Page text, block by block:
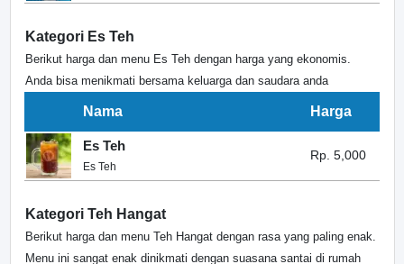
Kategori Es Teh
Berikut harga dan menu Es Teh dengan harga yang ekonomis.
Anda bisa menikmati bersama keluarga dan saudara anda
Nama Harga
Es Teh
Es Teh
Rp. 5,000
Kategori Teh Hangat
Berikut harga dan menu Teh Hangat dengan rasa yang paling enak.
Menu ini sangat enak dinikmati dengan suasana santai di rumah